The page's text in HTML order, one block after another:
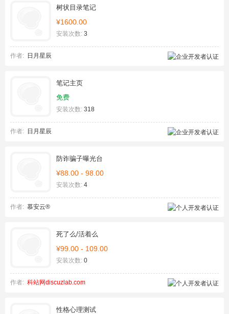
树状目录笔记
¥1600.00
安装次数: 3
作者: 日月星辰
笔记主页
免费
安装次数: 318
作者: 日月星辰
防诈骗子曝光台
¥88.00 - 98.00
安装次数: 4
作者: 慕安云®
死了么/活着么
¥99.00 - 109.00
安装次数: 0
作者: 科站网discuzlab.com
性格心理测试